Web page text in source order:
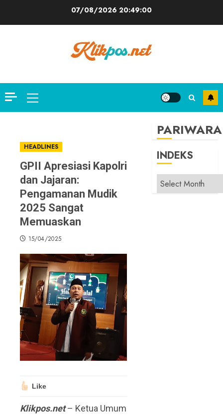
07/08/202620:49:01
Primary
Menu
HEADLINES
GPII Apresiasi Kapolri
dan Jajaran:
Pengamanan Mudik
2025 Sangat
Memuaskan
15/04/2025
Like
Klikpos.net– Ketua Umum
PARIWARA
INDEKS
INDEKS